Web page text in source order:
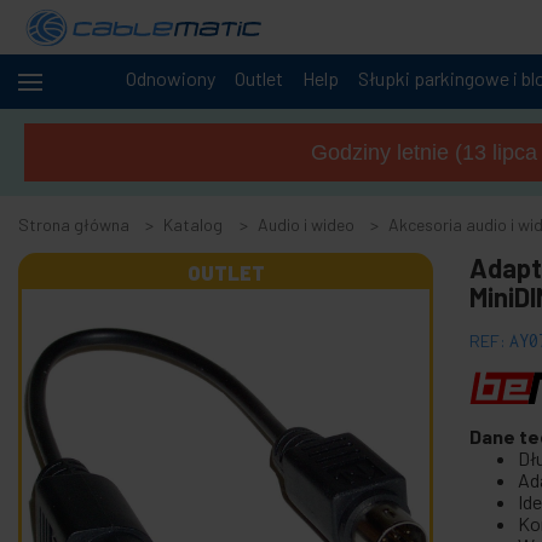
Odnowiony Outlet Help Słupki parkingowe i
Kable +
Szafy i
Audio
wideo
-
Akcesoria audio i wideo
-
Akcesoria do przechwytywania wideo
Akcesoria i adaptery AV
Różne akcesoria AV
Adapter audio jack 2,5 mm
Adapter audio jack 3,5 mm
Godziny letnie (13
Strona główna Katalog Audio i wideo Akcesoria audio i
OUTLET
REF:
Dane